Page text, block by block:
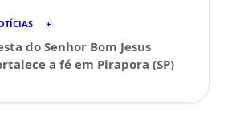
do Senhor Bom Jesus
a fé em Pirapora (SP)